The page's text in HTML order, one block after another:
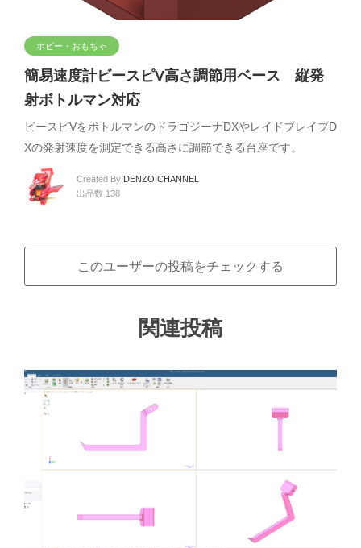
ホビー・おもちゃ
簡易速度計ビースピV高さ調節用ベース 縦発
射ボトルマン対応
ビースピVをボトルマンのドラゴジーナDXやレイドブレイブD
Xの発射速度を測定できる高さに調節できる台座です。
Created By DENZO CHANNEL
出品数 138
このユーザーの投稿をチェックする
関連投稿